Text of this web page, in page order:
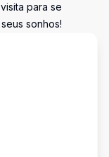
para se
sonhos!